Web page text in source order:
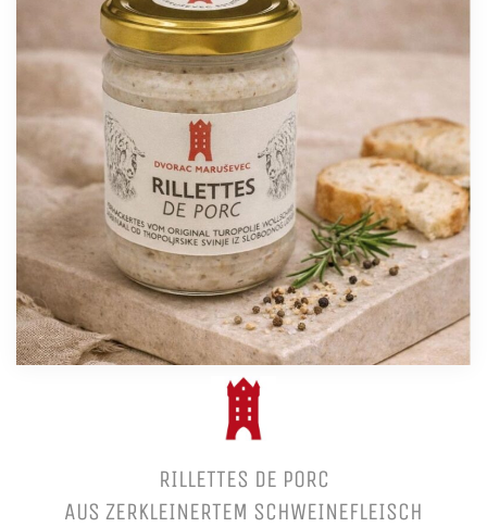
RILLETTES DE PORC
AUS ZERKLEINERTEM SCHWEINEFLEISCH